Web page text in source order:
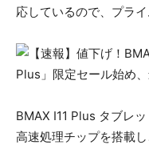
応しているので、プラ
BMAX I11 Plus タブレ
高速処理チップを搭載